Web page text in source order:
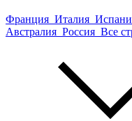
Франция Италия
Австралия Россия Все